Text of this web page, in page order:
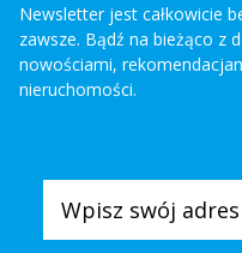
Newsletter jest całkowicie
zawsze. Bądź na bieżąco z
nowościami,
nieruchomości.